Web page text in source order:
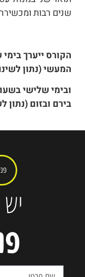
שנים רבות
המעשי (נתון
בירם ובזום (נתון
שם פרטי